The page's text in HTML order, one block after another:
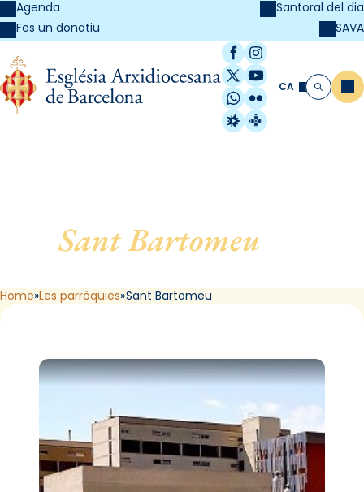
Agenda
Fes un donatiu
Santoral del dia
SAVA
Facebook
Instagram
X / Twitter
YouTube
WhatsApp
Flickr
Radio Estel
Catalunya
CA Cerca
Sant Bartomeu
Home Les parròquies Sant Bartomeu